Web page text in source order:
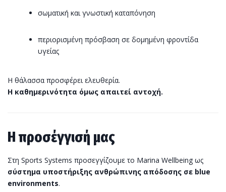
σωματική και γνωστική καταπόνηση
περιορισμένη πρόσβαση σε δομημένη φροντίδα
υγείας
Η θάλασσα προσφέρει ελευθερία.
Η καθημερινότητα όμως απαιτεί αντοχή.
Η προσέγγισή μας
Στη Sports Systems προσεγγίζουμε το Marina Wellbeing ως
σύστημα υποστήριξης ανθρώπινης απόδοσης σε blue
environments.